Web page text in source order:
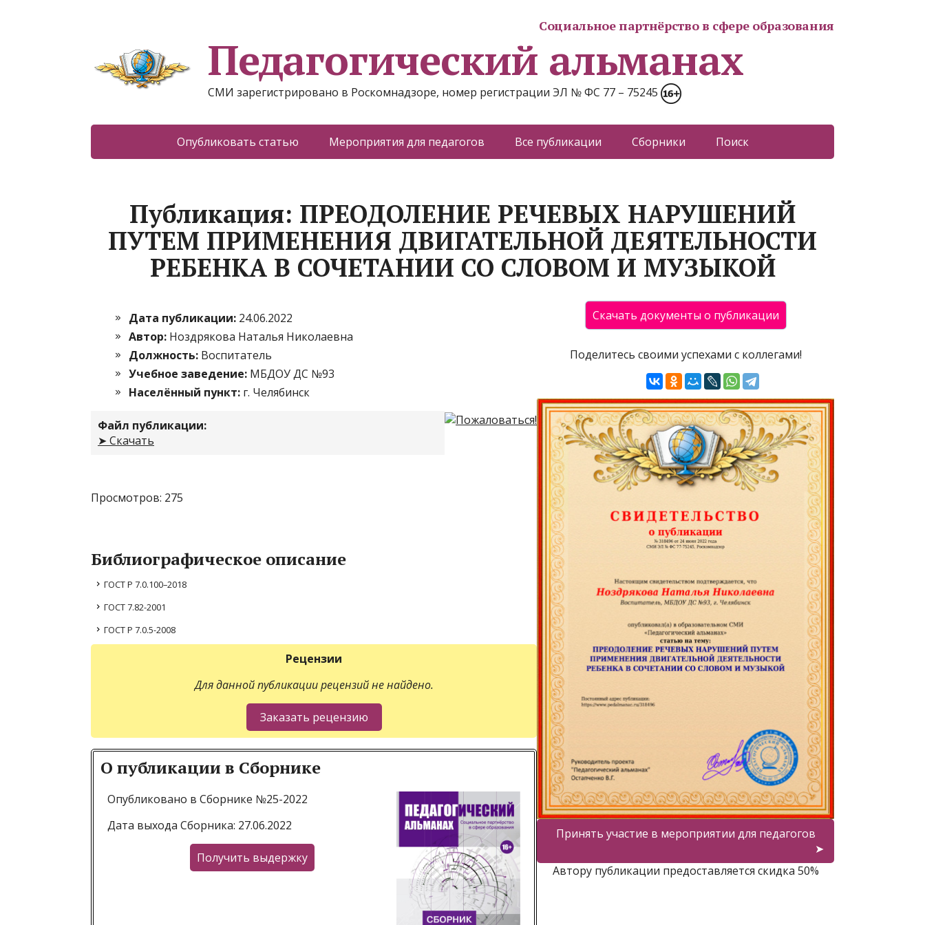
Социальное партнёрство в сфере образования
Педагогический альманах
СМИ зарегистрировано в Роскомнадзоре, номер регистрации ЭЛ № ФС 77 – 75245
Опубликовать статью Мероприятия для педагогов Все публикации Сборники Поиск
Публикация: ПРЕОДОЛЕНИЕ РЕЧЕВЫХ НАРУШЕНИЙ
ПУТЕМ ПРИМЕНЕНИЯ ДВИГАТЕЛЬНОЙ ДЕЯТЕЛЬНОСТИ
РЕБЕНКА В СОЧЕТАНИИ СО СЛОВОМ И МУЗЫКОЙ
Дата публикации: 24.06.2022
Автор: Ноздрякова Наталья Николаевна
Должность: Воспитатель
Учебное заведение: МБДОУ ДС №93
Населённый пункт: г. Челябинск
Файл публикации:
➤ Скачать
Просмотров: 275
Библиографическое описание
ГОСТ Р 7.0.100–2018
ГОСТ 7.82-2001
ГОСТ Р 7.0.5-2008
Рецензии
Для данной публикации рецензий не найдено.
О публикации в Сборнике
Опубликовано в Сборнике №25-2022
Дата выхода Сборника: 27.06.2022
Поделитесь своими успехами с коллегами!
Принять участие в мероприятии для педагогов
Автору публикации предоставляется скидка 50%